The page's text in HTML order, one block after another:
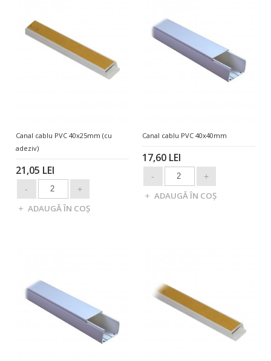
Canal cablu PVC 40x25mm (cu
adeziv)
21,05 LEI
Canal cablu PVC 40x40mm
17,60 LEI